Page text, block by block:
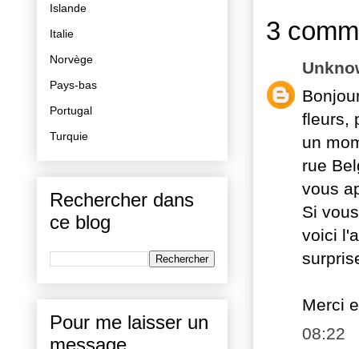
3
fleurs,
un
rue
vous
Si
voici
Merci
08:22
Islande
Italie
Norvège
Pays-bas
Portugal
Turquie
Rechercher dans
ce blog
Pour me laisser un